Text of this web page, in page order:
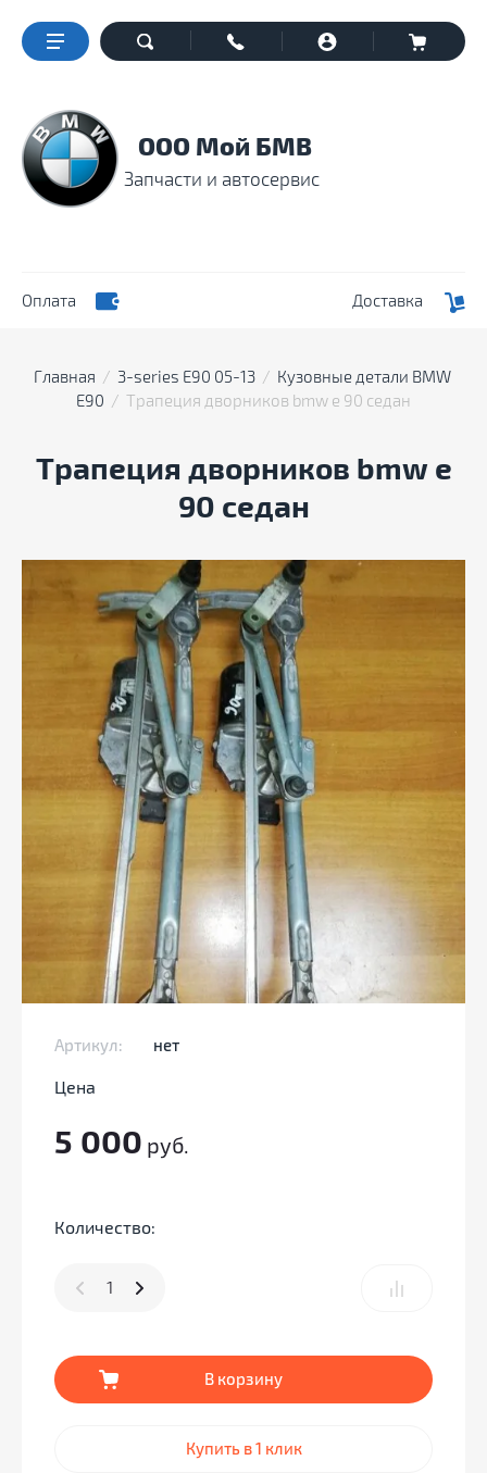
Оплата Доставка
ООО Мой БМВ
Запчасти и автосервис
Главная
  /
3-series E90 05-13
  /
Кузовные детали BMW
E90
  /  Трапеция дворников bmw е 90 седан
Трапеция дворников bmw е
90 седан
Артикул: нет
Цена
5 000 руб.
Количество:
В корзину
Купить в 1 клик